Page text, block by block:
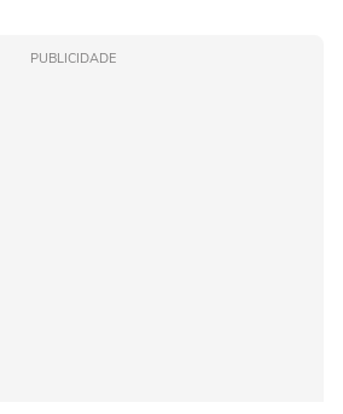
PUBLICIDADE